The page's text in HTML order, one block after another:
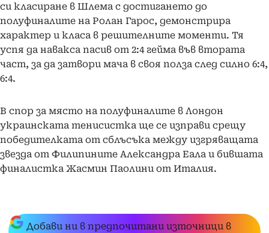
си класиране в Шлема с достигането до
полуфиналите на Ролан Гарос, демонстрира
характер и класа в решителните моменти. Тя
успя да навакса пасив от 2:4 гейма във втората
част, за да затвори мача в своя полза след силно 6:4,
6:4.
В спор за място на полуфиналите в Лондон
украинската тенисистка ще се изправи срещу
победителката от сблъсъка между изгряващата
звезда от Филипините Александра Еала и бившата
финалистка Жасмин Паолини от Италия.
Добави ни в предпочитани източници в